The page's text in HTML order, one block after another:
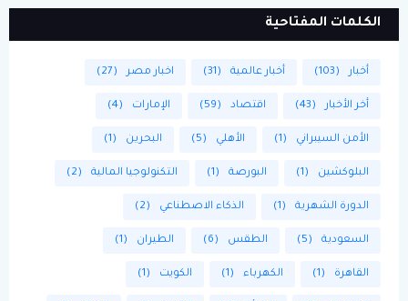
الكلمات المفتاحية
أخبار (103) أخبار عالمية (31) اخبار مصر (27)
أخر الأخبار (43) اقتصاد (59) الإمارات (4)
الأمن السيبراني (1) الأهلي (5) البحرين (1)
البلوكشين (1) البورصة (1) التكنولوجيا المالية (2)
الدورة الشهرية (1) الذكاء الاصطناعي (2)
السعودية (5) الطقس (6) الطيران (1)
القاهرة (1) الكهرباء (1) الكويت (1)